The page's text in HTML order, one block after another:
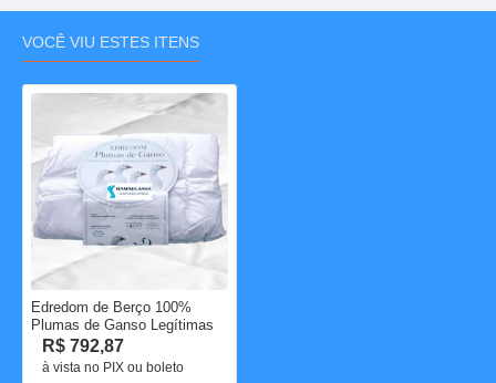
VOCÊ VIU ESTES ITENS
Edredom de Berço 100%
Plumas de Ganso Legítimas
R$ 792,87
à vista no PIX ou boleto